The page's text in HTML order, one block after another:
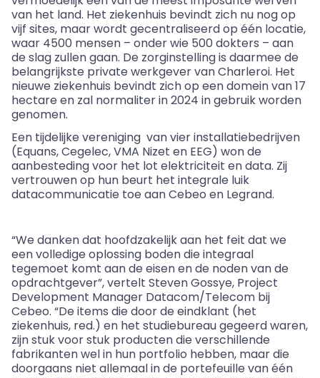
van het land. Het ziekenhuis bevindt zich nu nog op
vijf sites, maar wordt gecentraliseerd op één locatie,
waar 4500 mensen – onder wie 500 dokters – aan
de slag zullen gaan. De zorginstelling is daarmee de
belangrijkste private werkgever van Charleroi. Het
nieuwe ziekenhuis bevindt zich op een domein van 17
hectare en zal normaliter in 2024 in gebruik worden
genomen.
Een tijdelijke vereniging van vier installatiebedrijven
(Equans, Cegelec, VMA Nizet en EEG) won de
aanbesteding voor het lot elektriciteit en data. Zij
vertrouwen op hun beurt het integrale luik
datacommunicatie toe aan Cebeo en Legrand.
“We danken dat hoofdzakelijk aan het feit dat we
een volledige oplossing boden die integraal
tegemoet komt aan de eisen en de noden van de
opdrachtgever”, vertelt Steven Gossye, Project
Development Manager Datacom/Telecom bij
Cebeo. “De items die door de eindklant (het
ziekenhuis, red.) en het studiebureau gegeerd waren,
zijn stuk voor stuk producten die verschillende
fabrikanten wel in hun portfolio hebben, maar die
doorgaans niet allemaal in de portefeuille van één